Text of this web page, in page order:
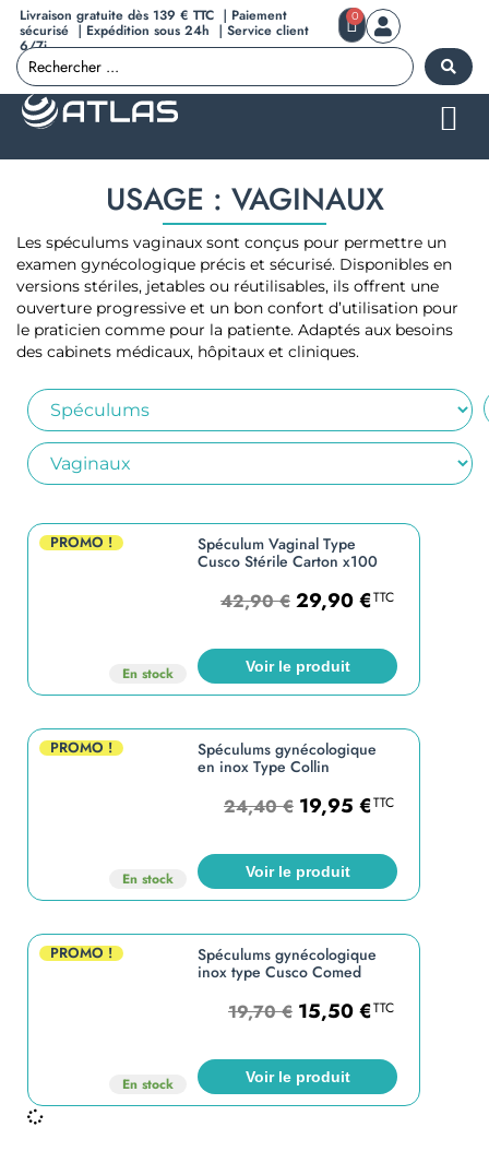
Livraison gratuite dès 139 € TTC ｜Paiement
sécurisé ｜Expédition sous 24h ｜Service client
6/7j
0
USAGE : VAGINAUX
Les spéculums vaginaux sont conçus pour permettre un
examen gynécologique précis et sécurisé. Disponibles en
versions stériles, jetables ou réutilisables, ils offrent une
ouverture progressive et un bon confort d’utilisation pour
le praticien comme pour la patiente. Adaptés aux besoins
des cabinets médicaux, hôpitaux et cliniques.
PROMO !
En stock
Spéculum Vaginal Type
Cusco Stérile Carton x100
42,90€ 29,90€TTC
Voir le produit
PROMO !
En stock
Spéculums gynécologique
en inox Type Collin
24,40€ 19,95 €TTC
Voir le produit
PROMO !
En stock
Spéculums gynécologique
inox type Cusco Comed
19,70€ 15,50€TTC
Voir le produit